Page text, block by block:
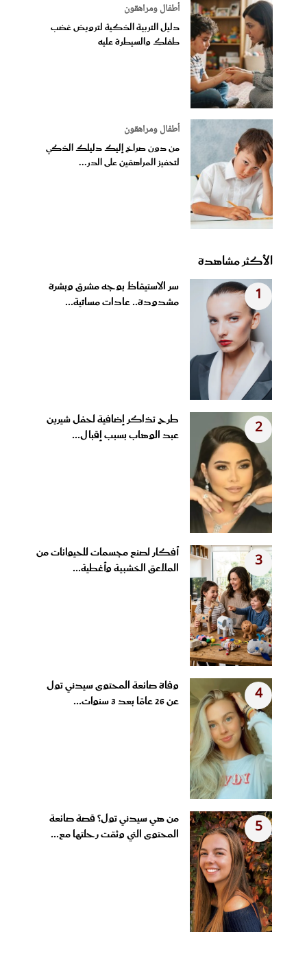
أطفال ومراهقون
دليل التربية الذكية لترويض غضب
طفلكِ والسيطرة عليه
أطفال ومراهقون
من دون صراخ إليك دليلك الذكي
لتحفيز المراهقين على الدر...
الأكثر مشاهدة
1
سر الاستيقاظ بوجه مشرق وبشرة
مشدودة.. عادات مسائية...
2
طرح تذاكر إضافية لحفل شيرين
عبد الوهاب بسبب إقبال...
3
أفكار لصنع مجسمات للحيوانات من
الملاعق الخشبية وأغطية...
4
وفاة صانعة المحتوى سيدني تول
عن 26 عامًا بعد 3 سنوات...
5
من هي سيدني تول؟ قصة صانعة
المحتوى التي وثقت رحلتها مع...